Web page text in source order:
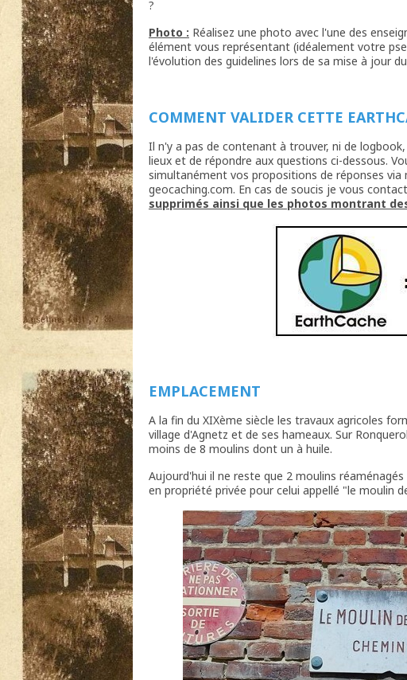
?
Photo : Réalisez une photo avec l'une des
élément vous représentant (idéalement votre
l'évolution des guidelines lors de sa mise à jour
COMMENT VALIDER CETTE
Il n'y a pas de contenant à trouver, ni de
lieux et de répondre aux questions ci-dessous.
simultanément vos propositions de réponses
geocaching.com. En cas de soucis je vous
supprimés ainsi que les photos montrant
EMPLACEMENT
A la fin du XIXème siècle les travaux agricoles
village d'Agnetz et de ses hameaux. Sur
moins de 8 moulins dont un à huile.
Aujourd'hui il ne reste que 2 moulins
en propriété privée pour celui appellé "le moulin